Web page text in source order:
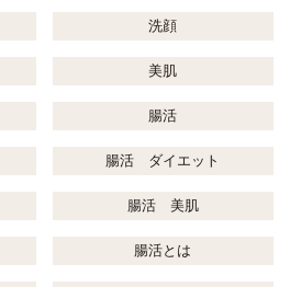
洗顔
美肌
腸活
腸活 ダイエット
腸活 美肌
腸活とは